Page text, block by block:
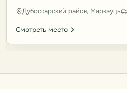
Дубоссарский район, Маркэуць
Смотреть место